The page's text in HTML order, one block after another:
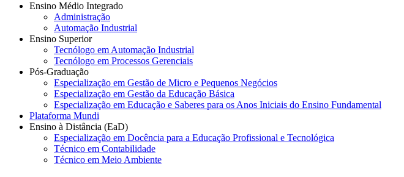
Ensino Médio Integrado
Administração
Automação Industrial
Ensino Superior
Tecnólogo em Automação Industrial
Tecnólogo em Processos Gerenciais
Pós-Graduação
Especialização em Gestão de Micro e Pequenos Negócios
Especialização em Gestão da Educação Básica
Especialização em Educação e Saberes para os Anos Iniciais do Ensino Fundamental
Plataforma Mundi
Ensino à Distância (EaD)
Especialização em Docência para a Educação Profissional e Tecnológica
Técnico em Contabilidade
Técnico em Meio Ambiente